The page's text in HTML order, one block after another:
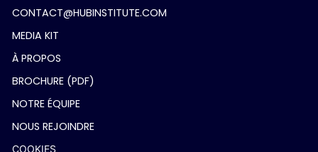
CONTACT@HUBINSTITUTE.COM
MEDIA KIT
À PROPOS
BROCHURE (PDF)
NOTRE ÉQUIPE
NOUS REJOINDRE
COOKIES